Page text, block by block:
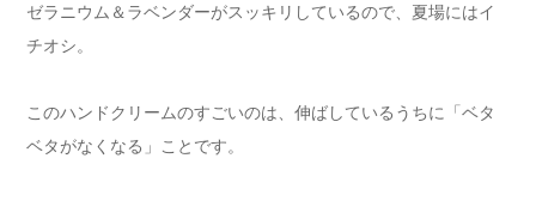
ゼラニウム＆ラベンダーがスッキリしているので、夏場にはイ
チオシ。
このハンドクリームのすごいのは、伸ばしているうちに「ベタ
ベタがなくなる」ことです。